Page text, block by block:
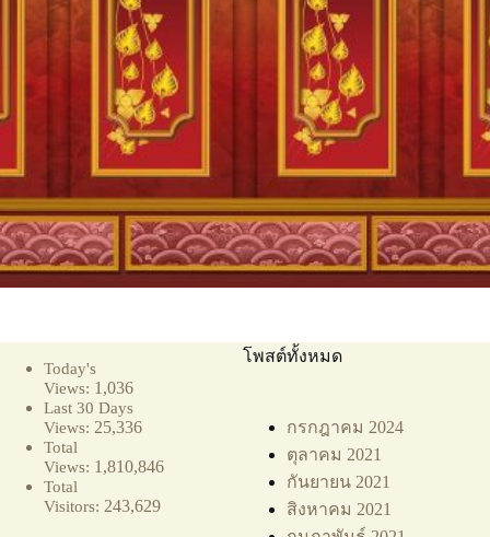
Today's
Views: 1,036
Last 30 Days
Views: 25,336
Total
Views: 1,810,846
Total
Visitors: 243,629
โพสต์ทั้งหมด
กรกฎาคม 2024
ตุลาคม 2021
กันยายน 2021
สิงหาคม 2021